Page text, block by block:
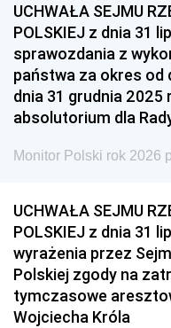
1939
1936
UCHWAŁA SEJMU
POLSKIEJ z dnia 31
sprawozdania z
państwa za okres od
dnia 31 grudnia 2025
absolutorium dla
Monitor Polski rok 2026
UCHWAŁA SEJMU
POLSKIEJ z dnia 31
wyrażenia przez
Polskiej zgody na
tymczasowe
Wojciecha Króla